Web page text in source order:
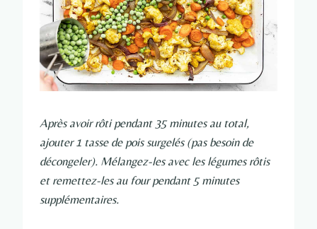
Après avoir rôti pendant 35 minutes au total,
ajouter 1 tasse de pois surgelés (pas besoin de
décongeler). Mélangez-les avec les légumes rôtis
et remettez-les au four pendant 5 minutes
supplémentaires.